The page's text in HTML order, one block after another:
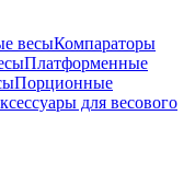
весыКомпараторы
Платформенные
Порционные
для весового